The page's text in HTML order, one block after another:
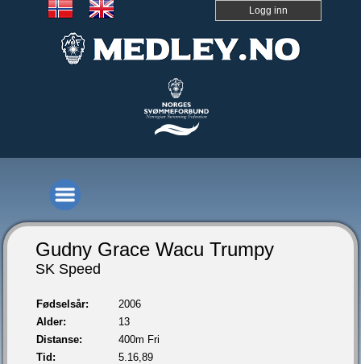
Logg inn
Gudny Grace Wacu Trumpy
SK Speed
Fødselsår:
2006
Alder:
13
Distanse:
400m Fri
Tid:
5.16,89